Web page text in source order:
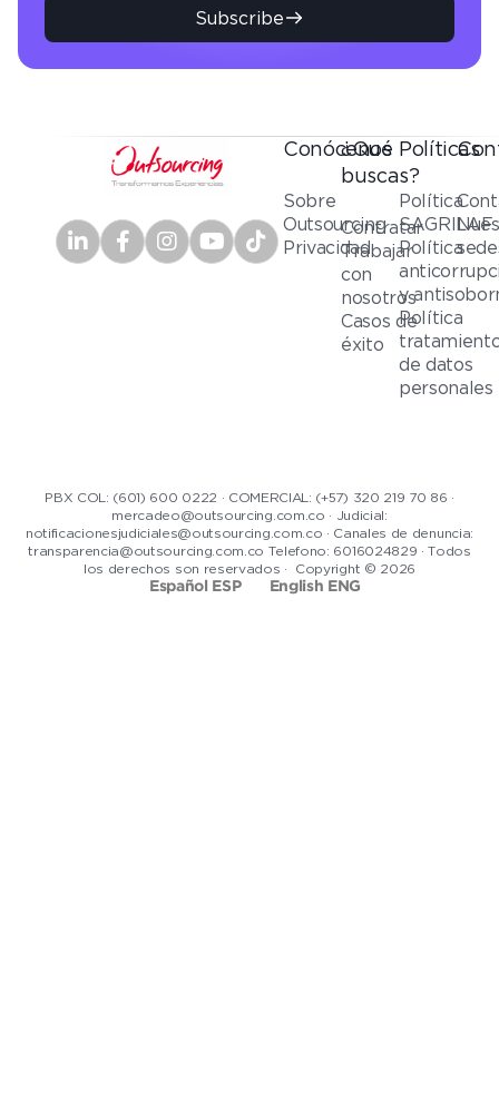
Subscribe
Conócenos
Sobre
Outsourcing
Privacidad
¿Qué
buscas?
Contratar
Trabajar
con
nosotros
Casos de
éxito
Políticas
Política
SAGRILAF
Política
y
Política
de datos
personales
PBX COL: (601) 600 0222 · COMERCIAL: (+57) 320 219 70 86 ·
mercadeo@outsourcing.com.co · Judicial:
notificacionesjudiciales@outsourcing.com.co · Canales de denuncia:
transparencia@outsourcing.com.co Telefono: 6016024829 · Todos
los derechos son reservados · Copyright © 2026
Español ESP English ENG